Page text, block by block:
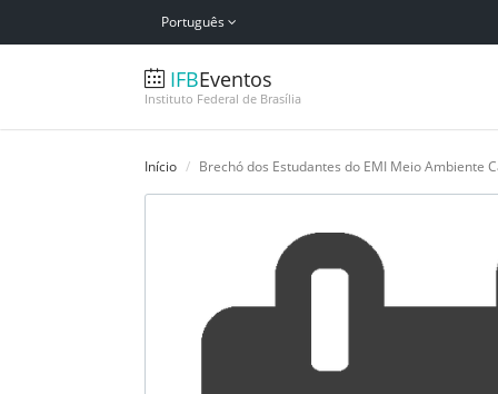
Português
IFBEventos
Instituto Federal de Brasília
Início Brechó dos Estudantes do EMI Meio Ambiente